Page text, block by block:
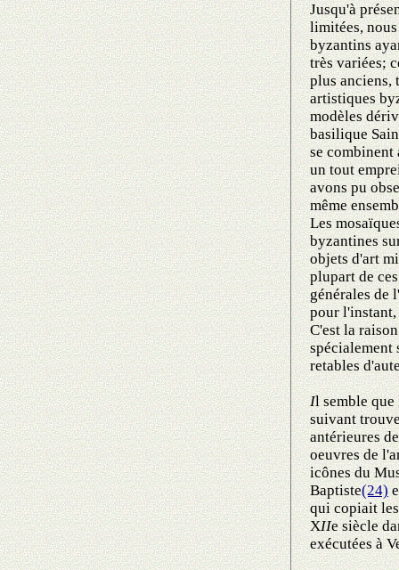
Jusqu'à
limitées,
byzantins
très variées;
plus anciens,
artistiques
modèles
basilique
se combinent
un tout
avons pu
même
Les
byzantines
objets d'art
plupart de
générales de
pour l'instant,
C'est la
spécialement
retables
Il semble
suivant
antérieures
oeuvres de
icônes du
Baptiste(24)
qui copiait
XIIe siècle
exécutées à